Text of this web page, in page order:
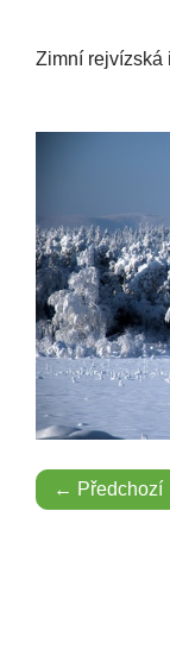
Zimní rejvízská
← Předchozí